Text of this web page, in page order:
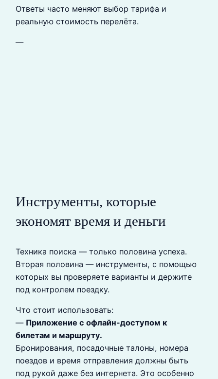
Ответы часто меняют выбор тарифа и
реальную стоимость перелёта.
—
Инструменты, которые
экономят время и деньги
Техника поиска — только половина успеха.
Вторая половина — инструменты, с помощью
которых вы проверяете варианты и держите
под контролем поездку.
Что стоит использовать:
— Приложение с офлайн-доступом к
билетам и маршруту.
Бронирования, посадочные талоны, номера
поездов и время отправления должны быть
под рукой даже без интернета. Это особенно